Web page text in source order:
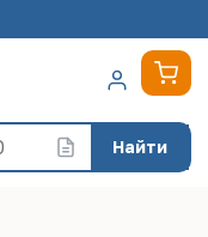
Найти